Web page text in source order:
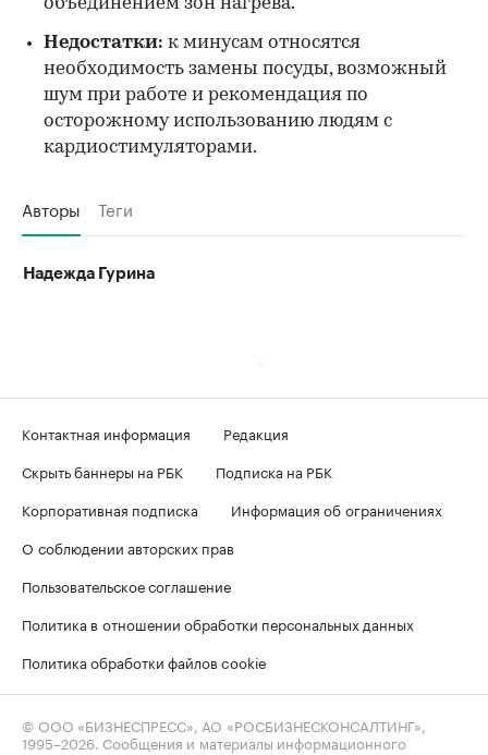
объединением зон нагрева.
Недостатки: к минусам относятся
необходимость замены посуды, возможный
шум при работе и рекомендация по
осторожному использованию людям с
кардиостимуляторами.
Авторы Теги
Надежда Гурина
Контактная информация
Редакция
Скрыть баннеры на РБК
Подписка на РБК
Корпоративная подписка
Информация об ограничениях
О соблюдении авторских прав
Пользовательское соглашение
Политика в отношении обработки персональных данных
Политика обработки файлов cookie
© ООО «БИЗНЕСПРЕСС», АО «РОСБИЗНЕСКОНСАЛТИНГ»,
1995–2026 . Сообщения и материалы информационного